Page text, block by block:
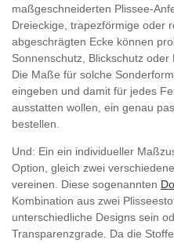
maßgeschneiderten Plissee-
Dreieckige, trapezförmige oder
abgeschrägten Ecke können
Sonnenschutz, Blickschutz
Die Maße für solche
eingeben und damit für jedes
ausstatten wollen, ein genau
bestellen.
Und: Ein ein individueller
Option, gleich zwei
vereinen. Diese sogenannten
Kombination aus zwei
unterschiedliche Designs sein
Transparenzgrade. Da die